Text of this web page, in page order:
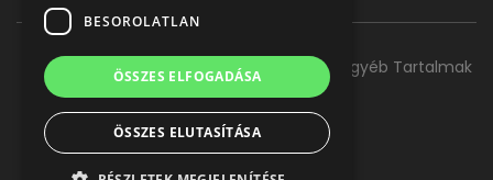
Főoldal Szolgáltatásaink Kapcsolat Egyéb Tartalmak
BESOROLATLAN
ÖSSZES ELFOGADÁSA
ÖSSZES ELUTASÍTÁSA